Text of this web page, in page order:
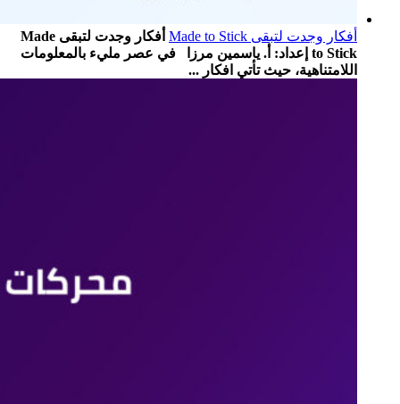
أفكار وجدت لتبقى Made to Stick
أفكار وجدت لتبقى Made
to Stick إعداد: أ. ياسمين مرزا في عصر مليء بالمعلومات
اللامتناهية، حيث تأتي افكار ...